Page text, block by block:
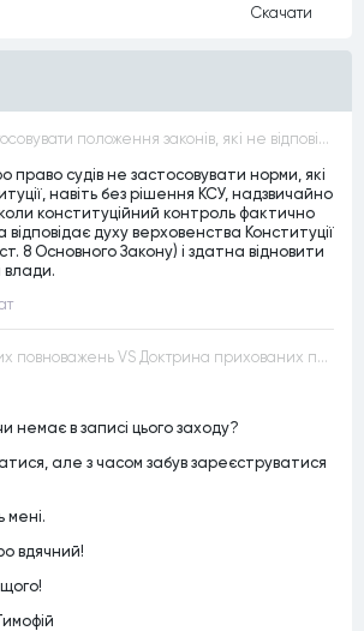
Скачати
Суди не мають застосовувати положення законів, які не відповідають Конституції, незалежно від того, чи визнавалися вони Конституційним Судом України неконституційними, тобто закони, що суперечать Конституції України не можуть застосовуватися навіть у випадках, коли вони є чинними
право судів не застосовувати норми, які
навіть без рішення КСУ, надзвичайно
конституційний контроль фактично
духу верховенства Конституції
8 Основного Закону) і здатна відновити
влади.
Доктрина виключних повноважень VS Доктрина прихованих повноважень
немає в записі цього заходу?
але з часом забув зареєструватися
мені.
вдячний!